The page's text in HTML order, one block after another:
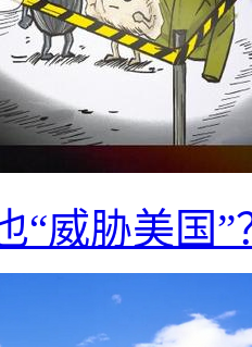
“威胁美国”